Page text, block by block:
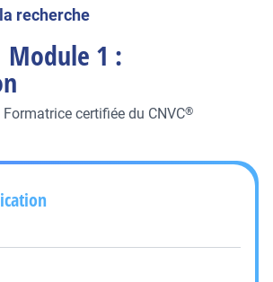
recherche
Module 1 :
Formatrice certifiée du CNVC®